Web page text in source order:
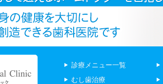
診療メニュー一覧
むし歯治療